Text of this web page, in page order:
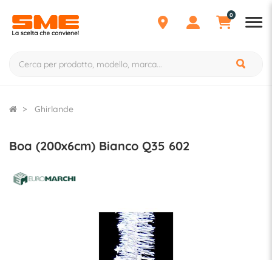
0
Ghirlande
Boa (200x6cm) Bianco Q35 602